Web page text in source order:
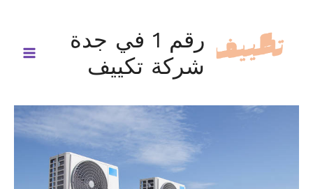
المحتوى
رقم 1 في جدة
شركة تكييف